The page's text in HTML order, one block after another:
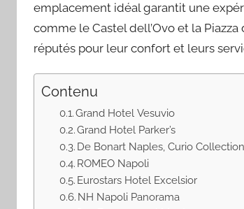
emplacement idéal garantit une
comme le Castel dell’Ovo et la
réputés pour leur confort et leurs
Contenu
Grand Hotel Vesuvio
Grand Hotel Parker’s
De Bonart Naples, Curio
ROMEO Napoli
Eurostars Hotel Excelsior
NH Napoli Panorama